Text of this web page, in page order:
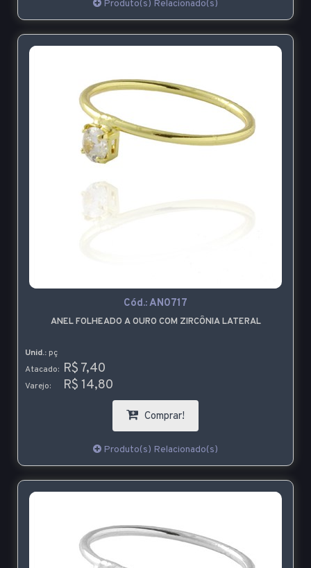
Produto(s) Relacionado(s)
Cód.:AN0717
ANEL FOLHEADO A OURO COM ZIRCÔNIA LATERAL
Unid.: pç
Atacado: R$ 7,40
Varejo: R$ 14,80
Comprar!
Produto(s) Relacionado(s)